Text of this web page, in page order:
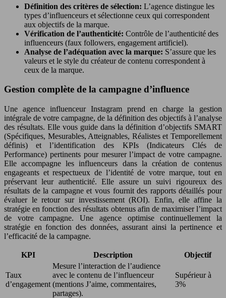
Définition des critères de sélection: L’agence distingue les
types d’influenceurs et sélectionne ceux qui correspondent
aux objectifs de la marque.
Vérification de l’authenticité: Contrôle de l’authenticité des
influenceurs (faux followers, engagement artificiel).
Analyse de l’adéquation avec la marque: S’assure que les
valeurs et le style du créateur de contenu correspondent à
ceux de la marque.
Gestion complète de la campagne d’influence
Une agence influenceur Instagram prend en charge la gestion
intégrale de votre campagne, de la définition des objectifs à l’analyse
des résultats. Elle vous guide dans la définition d’objectifs SMART
(Spécifiques, Mesurables, Atteignables, Réalistes et Temporellement
définis) et l’identification des KPIs (Indicateurs Clés de
Performance) pertinents pour mesurer l’impact de votre campagne.
Elle accompagne les influenceurs dans la création de contenus
engageants et respectueux de l’identité de votre marque, tout en
préservant leur authenticité. Elle assure un suivi rigoureux des
résultats de la campagne et vous fournit des rapports détaillés pour
évaluer le retour sur investissement (ROI). Enfin, elle affine la
stratégie en fonction des résultats obtenus afin de maximiser l’impact
de votre campagne. Une agence optimise continuellement la
stratégie en fonction des données, assurant ainsi la pertinence et
l’efficacité de la campagne.
KPI Description Objectif
Taux
d’engagement
Mesure l’interaction de l’audience
avec le contenu de l’influenceur
(mentions J’aime, commentaires,
partages).
Supérieur à
3%